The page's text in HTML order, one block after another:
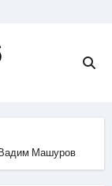
Вадим Машуров